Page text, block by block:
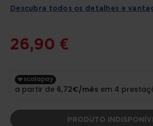
GALERIA
DE
Descubra todos os detalhes e
26,90 €
PRODUTO